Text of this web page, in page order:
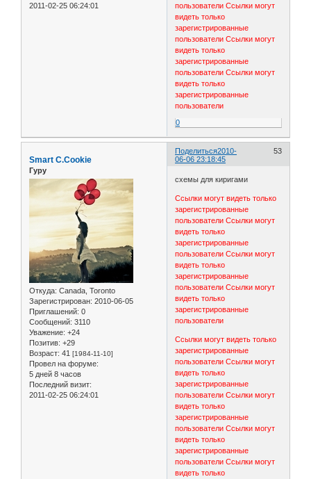
2011-02-25 06:24:01
пользователи Ссылки могут
видеть только
зарегистрированные
пользователи Ссылки могут
видеть только
зарегистрированные
пользователи Ссылки могут
видеть только
зарегистрированные
пользователи
0
Поделиться 53
2010-
06-06 23:18:45
Smart C.Cookie
Гуру
Откуда: Canada, Toronto
Зарегистрирован: 2010-06-05
Приглашений: 0
Сообщений: 3110
Уважение: +24
Позитив: +29
Возраст: 41 [1984-11-10]
Провел на форуме:
5 дней 8 часов
Последний визит:
2011-02-25 06:24:01
схемы для киригами
Ссылки могут видеть только
зарегистрированные
пользователи Ссылки могут
видеть только
зарегистрированные
пользователи Ссылки могут
видеть только
зарегистрированные
пользователи Ссылки могут
видеть только
зарегистрированные
пользователи
Ссылки могут видеть только
зарегистрированные
пользователи Ссылки могут
видеть только
зарегистрированные
пользователи Ссылки могут
видеть только
зарегистрированные
пользователи Ссылки могут
видеть только
зарегистрированные
пользователи Ссылки могут
видеть только